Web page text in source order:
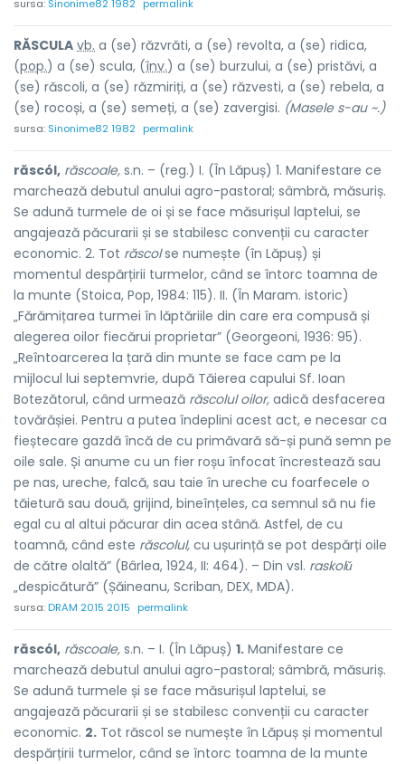
sursa: Sinonime82 1982 permalink
RĂSCULA vb. a (se) răzvrăti, a (se) revolta, a (se) ridica,
(pop.) a (se) scula, (înv.) a (se) burzului, a (se) pristăvi, a
(se) răscoli, a (se) răzmiriți, a (se) răzvesti, a (se) rebela, a
(se) rocoși, a (se) semeți, a (se) zavergisi. (Masele s-au ~.)
sursa: Sinonime82 1982 permalink
răscól, răscoale, s.n. – (reg.) I. (În Lăpuș) 1. Manifestare ce
marchează debutul anului agro-pastoral; sâmbră, măsuriș.
Se adună turmele de oi și se face măsurișul laptelui, se
angajează păcurarii și se stabilesc convenții cu caracter
economic. 2. Tot răscolse numește (în Lăpuș) și
momentul despărțirii turmelor, când se întorc toamna de
la munte (Stoica, Pop, 1984: 115). II. (În Maram. istoric)
„Fărămițarea turmei în lăptăriile din care era compusă și
alegerea oilor fiecărui proprietar” (Georgeoni, 1936: 95).
„Reîntoarcerea la țară din munte se face cam pe la
mijlocul lui septemvrie, după Tăierea capului Sf. Ioan
Botezătorul, când urmează răscolul oilor, adică desfacerea
tovărășiei. Pentru a putea îndeplini acest act, e necesar ca
fieștecare gazdă încă de cu primăvară să-și pună semn pe
oile sale. Și anume cu un fier roșu înfocat încrestează sau
pe nas, ureche, falcă, sau taie în ureche cu foarfecele o
tăietură sau două, grijind, bineînțeles, ca semnul să nu fie
egal cu al altui păcurar din acea stână. Astfel, de cu
toamnă, când este răscolul, cu ușurință se pot despărți oile
de către olaltă” (Bârlea, 1924, II: 464). – Din vsl. raskolǔ
„despicătură” (Șăineanu, Scriban, DEX, MDA).
sursa:DRAM 2015 2015 permalink
răscól, răscoale, s.n. – I. (În Lăpuș) 1. Manifestare ce
marchează debutul anului agro-pastoral; sâmbră, măsuriș.
Se adună turmele și se face măsurișul laptelui, se
angajează păcurarii și se stabilesc convenții cu caracter
economic. 2. Tot răscol se numește în Lăpuș și momentul
despărțirii turmelor, când se întorc toamna de la munte